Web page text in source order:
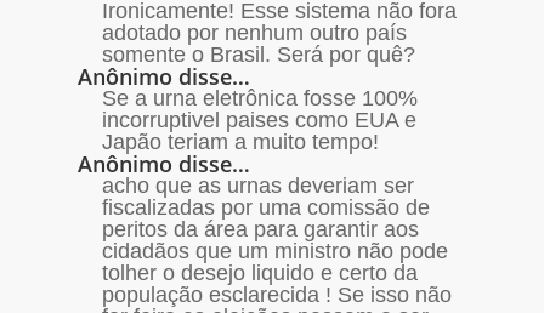
Ironicamente! Esse sistema não fora
adotado por nenhum outro país
somente o Brasil. Será por quê?
Anônimo disse…
Se a urna eletrônica fosse 100%
incorruptivel paises como EUA e
Japão teriam a muito tempo!
Anônimo disse…
acho que as urnas deveriam ser
fiscalizadas por uma comissão de
peritos da área para garantir aos
cidadãos que um ministro não pode
tolher o desejo liquido e certo da
população esclarecida ! Se isso não